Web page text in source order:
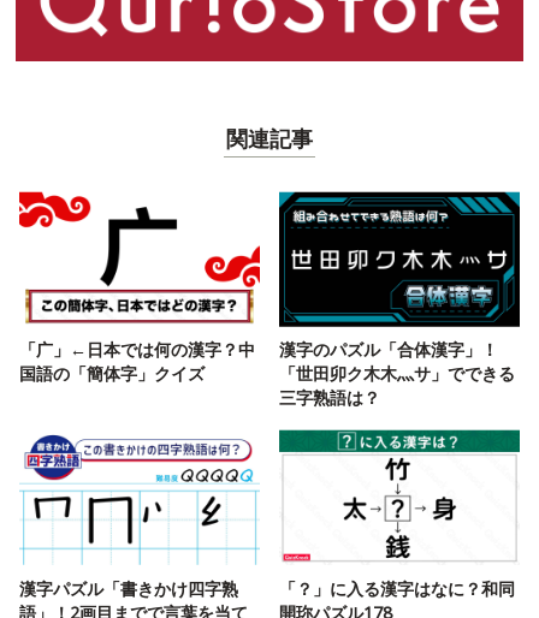
関連記事
「广」←日本では何の漢字？中
国語の「簡体字」クイズ
漢字のパズル「合体漢字」！
「世田卯ク木木灬サ」でできる
三字熟語は？
漢字パズル「書きかけ四字熟
語」！2画目までで言葉を当て
「？」に入る漢字はなに？和同
開珎パズル178